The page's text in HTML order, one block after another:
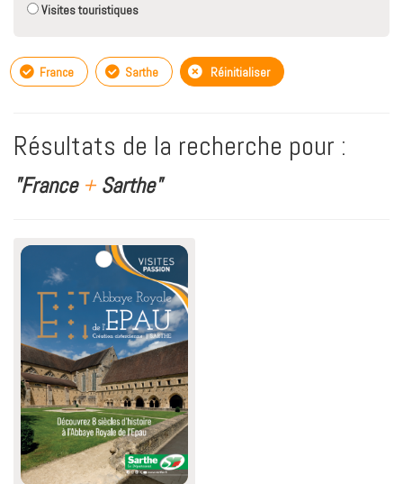
Visites touristiques
France Sarthe Réinitialiser
Résultats de la recherche pour :
"France +Sarthe"